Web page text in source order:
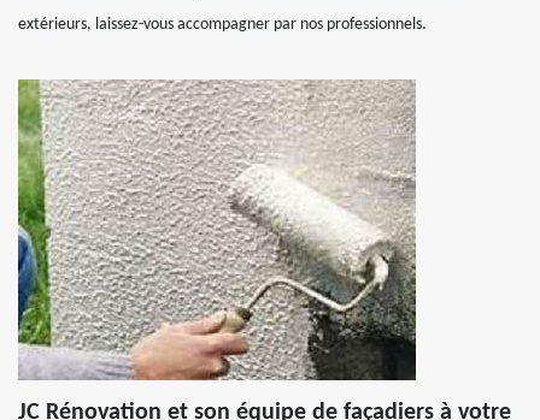
extérieurs, laissez-vous accompagner par nos professionnels.
JC Rénovation et son équipe de façadiers à votre